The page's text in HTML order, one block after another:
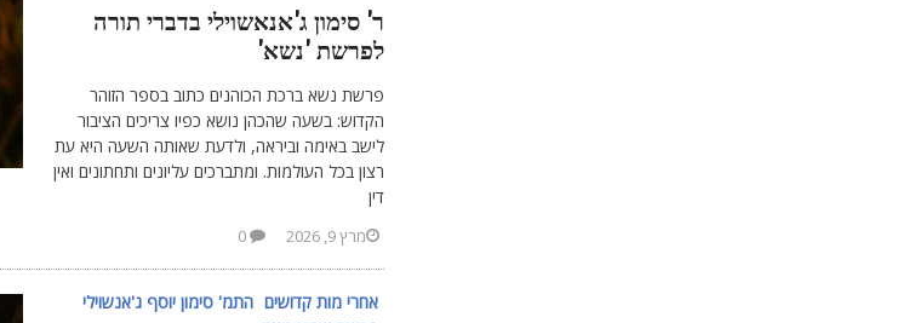
ר' סימון ג'אנאשוילי בדברי תורה
לפרשת 'נשא'
פרשת נשא ברכת הכוהנים כתוב בספר הזוהר
הקדוש: בשעה שהכהן נושא כפיו צריכים הציבור
לישב באימה וביראה, ולדעת שאותה השעה היא עת
רצון בכל העולמות. ומתברכים עליונים ותחתונים ואין
דין
מרץ 9, 2026
אחרי מות קדושים התמ' סימון יוסף ג'אנשוילי